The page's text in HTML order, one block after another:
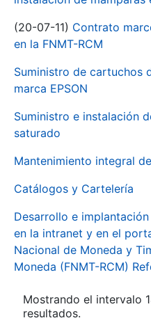
(20-07-11) Contrato
en la FNMT-RCM
Suministro de cartuchos
marca EPSON
Suministro e instalación
saturado
Mantenimiento integral
Catálogos y Cartelería
Desarrollo e
en la intranet y en el
Nacional de Moneda y
Moneda (FNMT-RCM)
Mostrando el intervalo
resultados.